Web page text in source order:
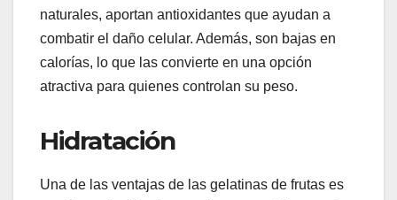
naturales, aportan antioxidantes que ayudan a
combatir el daño celular. Además, son bajas en
calorías, lo que las convierte en una opción
atractiva para quienes controlan su peso.
Hidratación
Una de las ventajas de las gelatinas de frutas es